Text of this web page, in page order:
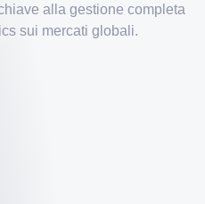
alla gestione completa
sui mercati globali.